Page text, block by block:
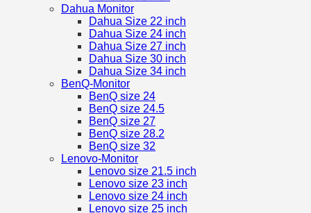
Dahua Monitor
Dahua Size 22 inch
Dahua Size 24 inch
Dahua Size 27 inch
Dahua Size 30 inch
Dahua Size 34 inch
BenQ-Monitor
BenQ size 24
BenQ size 24.5
BenQ size 27
BenQ size 28.2
BenQ size 32
Lenovo-Monitor
Lenovo size 21.5 inch
Lenovo size 23 inch
Lenovo size 24 inch
Lenovo size 25 inch